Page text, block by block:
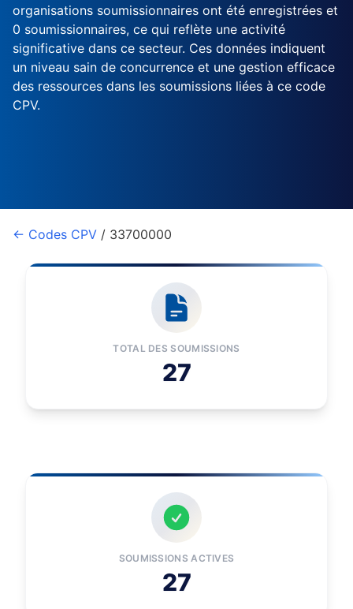
organisations soumissionnaires ont été enregistrées et
0 soumissionnaires, ce qui reflète une activité
significative dans ce secteur. Ces données indiquent
un niveau sain de concurrence et une gestion efficace
des ressources dans les soumissions liées à ce code
CPV.
← Codes CPV / 33700000
TOTAL DES SOUMISSIONS
27
SOUMISSIONS ACTIVES
27